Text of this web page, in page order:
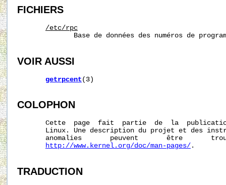
FICHIERS
/etc/rpc
Base de données des numéros de
VOIR AUSSI
getrpcent (3)
COLOPHON
Cette  page  fait  partie  de  la
Linux. Une description du projet et des
anomalies       peuvent       être
http://www.kernel.org/doc/man-pages/ .
TRADUCTION